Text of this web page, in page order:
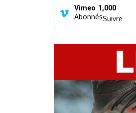
Vimeo 1,000
AbonnésSuivre